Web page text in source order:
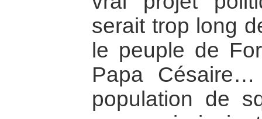
serait trop long
le peuple de
Papa
population de